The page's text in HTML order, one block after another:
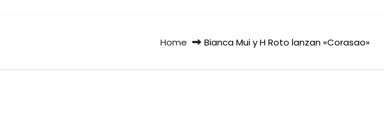
Home Bianca Mui y H Roto lanzan «Corasao»